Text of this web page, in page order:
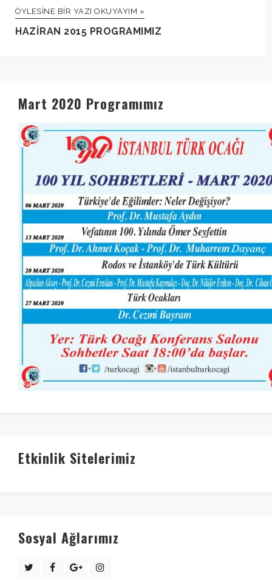
ÖYLESINE BIR YAZI OKUYAYIM »
HAZIRAN 2015 PROGRAMIMIZ
Mart 2020 Programımız
Etkinlik Sitelerimiz
Sosyal Ağlarımız